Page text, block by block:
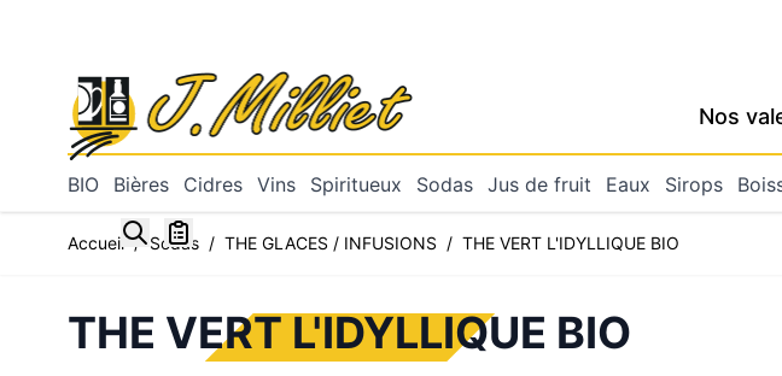
Nos
BIO Bières Cidres Vins Spiritueux Sodas Jus de fruit Eaux Sirops
Toggle minicart, Mon panier est vide
Accueil / Sodas / THE GLACES / INFUSIONS / THE VERT L'IDYLLIQUE BIO
THE VERT L'IDYLLIQUE BIO